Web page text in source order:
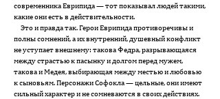
современника Еврипида — тот показывал людей такими,
какие они есть в действительности.
Это и правда так. Герои Еврипида противоречивы и
полны со­мне­ний, а их внутренний, душевный конфликт
не уступает внешнему: такова Федра, разрывающаяся
между страстью к пасынку и долгом перед мужем,
такова и Медея, выбирающая между местью и любовью
к сыновьям. Персонажи Софокла — цельные, они имеют
сильный характер и не сомневаются в своих действиях.